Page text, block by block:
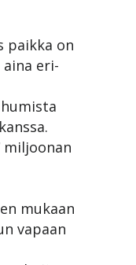
linja
­
leikkauksista
huolimatta
paikka on
eri-
mukaan
vapaan